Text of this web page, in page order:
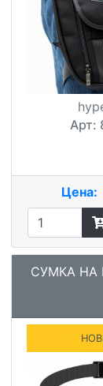
Арт:
Цена:
СУМКА НА